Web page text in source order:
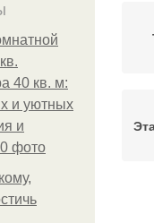
40 кв. м:
и уютных
и
фото